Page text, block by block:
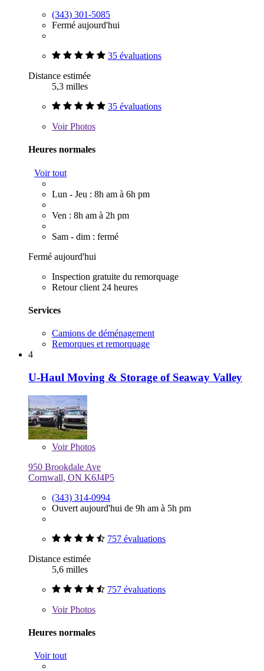
(343) 301-5085
Fermé aujourd'hui
35 évaluations
Distance estimée
5,3 milles
35 évaluations
VoirPhotos
Heures normales
Voir tout
Lun - Jeu : 8h am à 6h pm
Ven : 8h am à 2h pm
Sam - dim : fermé
Fermé aujourd'hui
Inspection gratuite du remorquage
Retour client 24 heures
Services
Camions de déménagement
Remorques et remorquage
4
U-Haul Moving & Storage of Seaway Valley
VoirPhotos
950 Brookdale Ave
Cornwall, ON K6J4P5
(343) 314-0994
Ouvert aujourd'hui de 9h am à 5h pm
757 évaluations
Distance estimée
5,6 milles
757 évaluations
VoirPhotos
Heures normales
Voir tout